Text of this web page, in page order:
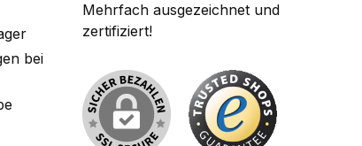
bei
Mehrfach ausgezeichnet und
zertifiziert!